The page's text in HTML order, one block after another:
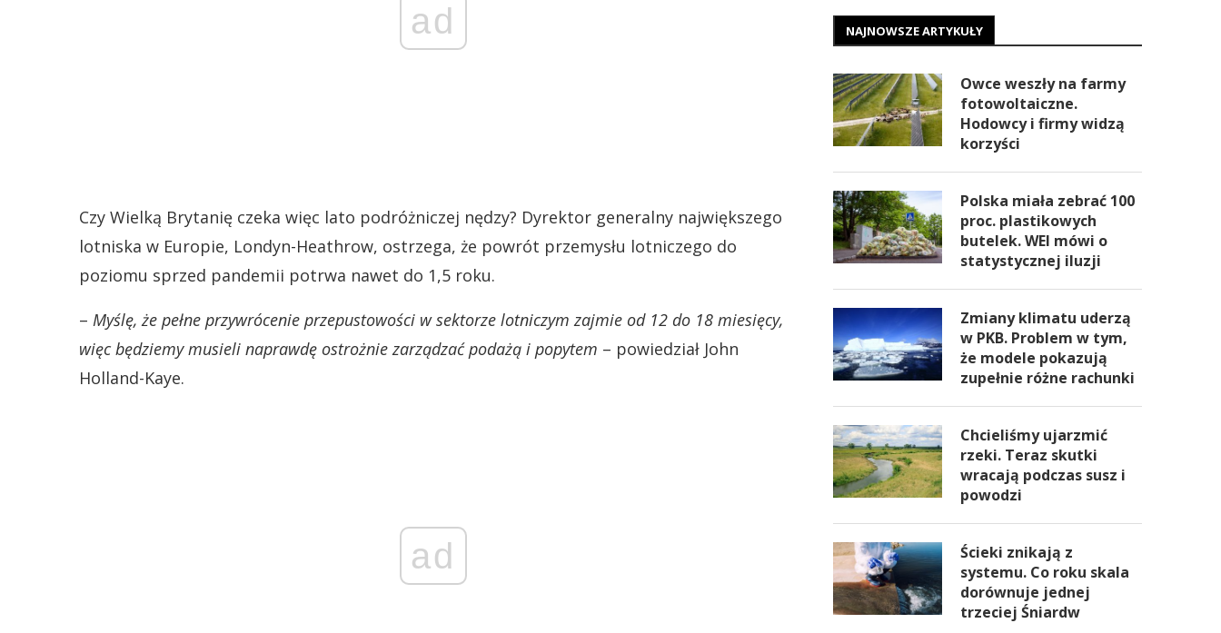
ad
Czy Wielką Brytanię czeka więc lato podróżniczej nędzy? Dyrektor generalny największego
lotniska w Europie, Londyn-Heathrow, ostrzega, że powrót przemysłu lotniczego do
poziomu sprzed pandemii potrwa nawet do 1,5 roku.
– Myślę, że pełne przywrócenie przepustowości w sektorze lotniczym zajmie od 12 do 18 miesięcy,
więc będziemy musieli naprawdę ostrożnie zarządzać podażą i popytem – powiedział John
Holland-Kaye.
ad
NAJNOWSZE ARTYKUŁY
Owce weszły na farmy
fotowoltaiczne.
Hodowcy i firmy widzą
korzyści
Polska miała zebrać 100
proc. plastikowych
butelek. WEI mówi o
statystycznej iluzji
Zmiany klimatu uderzą
w PKB. Problem w tym,
że modele pokazują
zupełnie różne rachunki
Chcieliśmy ujarzmić
rzeki. Teraz skutki
wracają podczas susz i
powodzi
Ścieki znikają z
systemu. Co roku skala
dorównuje jednej
trzeciej Śniardw